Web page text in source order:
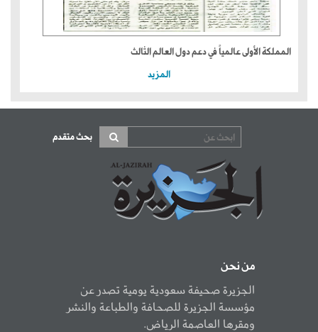
المملكة الأولى عالمياً في دعم دول العالم الثالث
المزيد
بحث متقدم
من نحن
الجزيرة صحيفة سعودية يومية تصدر عن
مؤسسة الجزيرة للصحافة والطباعة والنشر
ومقرها العاصمة الرياض.